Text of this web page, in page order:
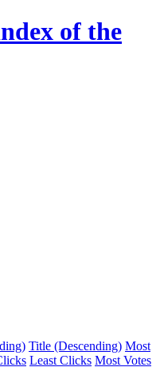
of the
Title (Descending) Most
Least Clicks Most Votes